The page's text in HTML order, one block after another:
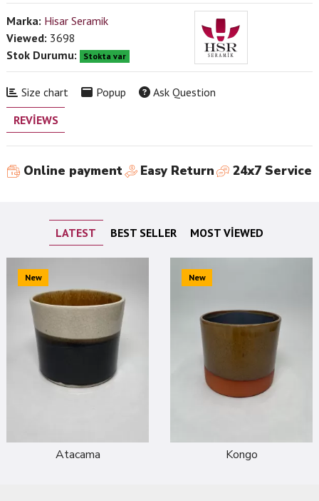
Marka: Hisar Seramik
Viewed: 3698
Stok Durumu:
Stokta var
Size chart Popup
Ask Question
REVIEWS
Online payment Easy Return 24x7 Service
LATEST BEST SELLER MOST VIEWED
New
Atacama
New
Kongo